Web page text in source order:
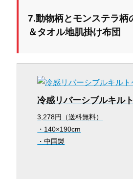
7.動物柄とモンステラ柄
＆タオル地肌掛け布団
冷感リバーシブルキル
3,278円（送料無料）
・140×190cm
・中国製